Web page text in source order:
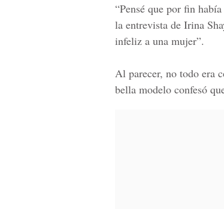
“Pensé que por fin
la entrevista de Irina
infeliz a una mujer”.
Al parecer, no todo era
bella modelo confesó